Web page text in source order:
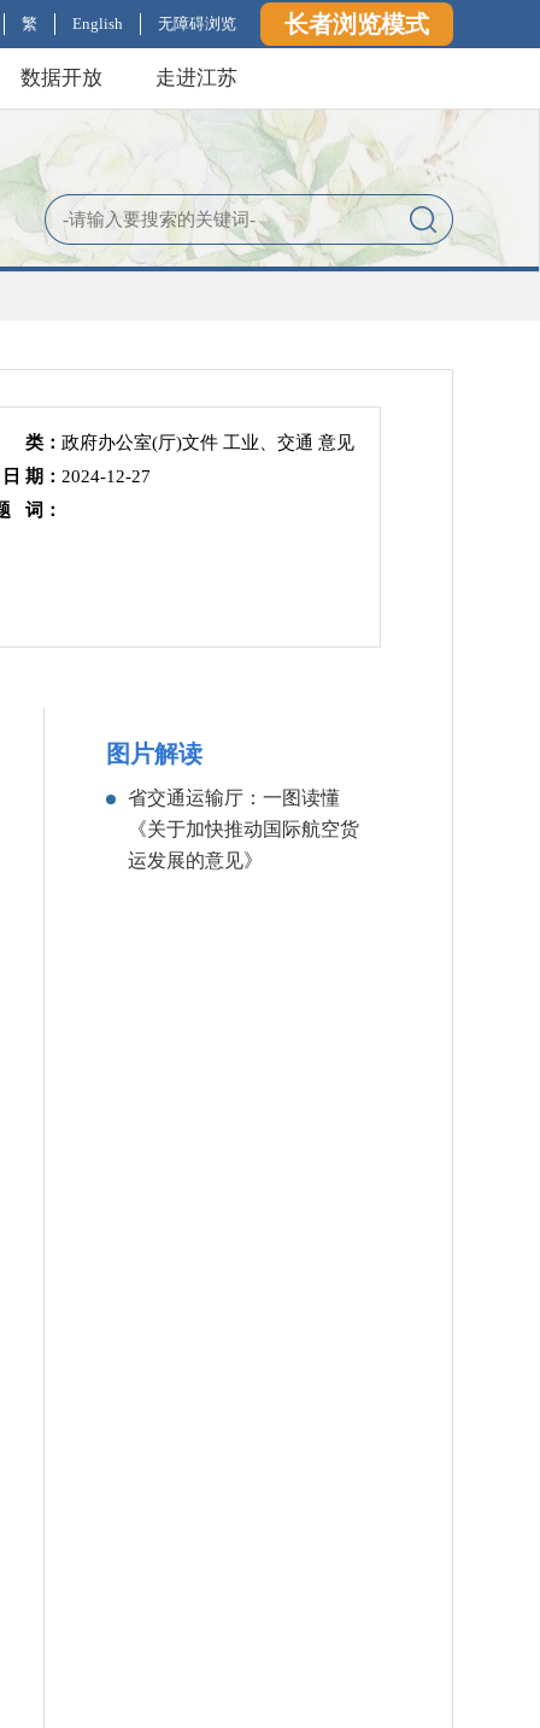
繁 English 无障碍浏览 长者浏览模式
数据开放 走进江苏
： 政府办公室(厅)文件 工业、交通 意见
期： 2024-12-27
词：
图片解读
省交通运输厅：一图读懂
《关于加快推动国际航空货
运发展的意见》